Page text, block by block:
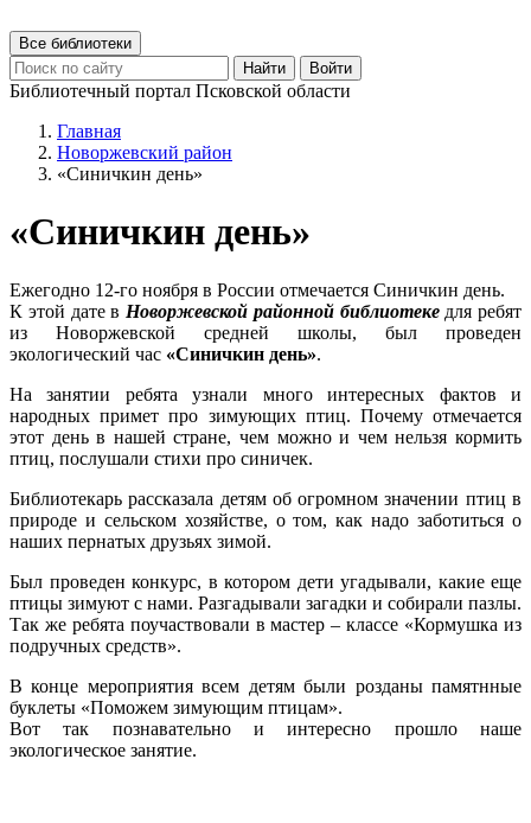
Все библиотеки
Найти
Войти
Библиотечный портал Псковской области
Главная
Новоржевский район
«Синичкин день»
«Синичкин день»
Ежегодно 12-го ноября в России отмечается Синичкин день.
К этой дате в Новоржевской районной библиотекедля ребят
из Новоржевской средней школы, был проведен
экологический час «Синичкин день».
На занятии ребята узнали много интересных фактов и
народных примет про зимующих птиц. Почему отмечается
этот день в нашей стране, чем можно и чем нельзя кормить
птиц, послушали стихи про синичек.
Библиотекарь рассказала детям об огромном значении птиц в
природе и сельском хозяйстве, о том, как надо заботиться о
наших пернатых друзьях зимой.
Был проведен конкурс, в котором дети угадывали, какие еще
птицы зимуют с нами. Разгадывали загадки и собирали пазлы.
Так же ребята поучаствовали в мастер – классе «Кормушка из
подручных средств».
В конце мероприятия всем детям были розданы памятнные
буклеты «Поможем зимующим птицам».
Вот так познавательно и интересно прошло наше
экологическое занятие.